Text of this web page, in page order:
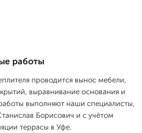
работы
проводится вынос мебели,
выравнивание основания и
выполняют наши специалисты,
Борисович и с учётом
террасы в Уфе.